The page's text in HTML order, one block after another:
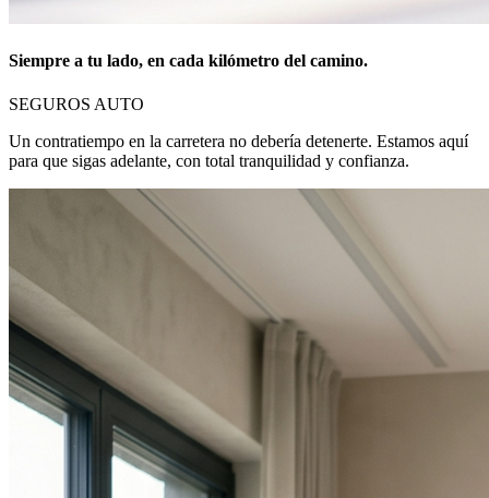
Siempre a tu lado, en cada kilómetro del camino.
SEGUROS AUTO
Un contratiempo en la carretera no debería detenerte. Estamos aquí
para que sigas adelante, con total tranquilidad y confianza.